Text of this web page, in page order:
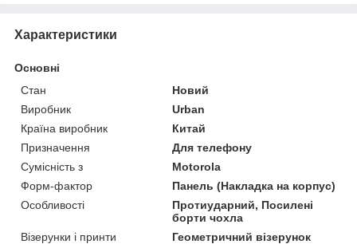
Характеристики
Основні
Стан
Новий
Виробник
Urban
Країна виробник
Китай
Призначення
Для телефону
Сумісність з
Motorola
Форм-фактор
Панель (Накладка на корпус)
Особливості
Протиударний, Посилені
борти чохла
Візерунки і принти
Геометричний візерунок